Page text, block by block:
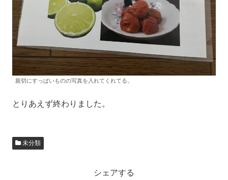
親切にすっぱいものの写真を入れてくれてる。
とりあえず終わりました。
未分類
シェアする